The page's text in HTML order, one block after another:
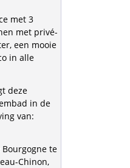
met 3
met privé-
een mooie
in alle
deze
in de
van:
te
Chinon,